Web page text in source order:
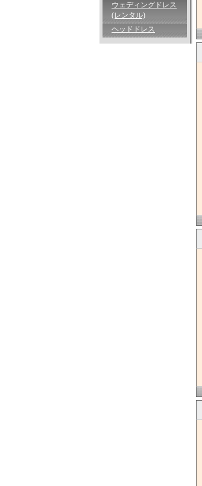
ウェディングドレス
(レンタル)
ヘッドドレス